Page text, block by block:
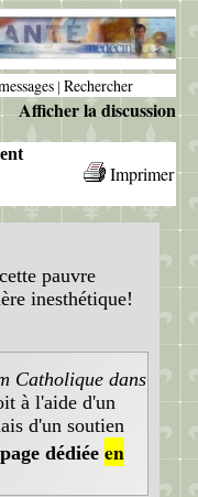
| Rechercher
Afficher la discussion
Imprimer
pauvre
inesthétique!
Catholique dans
à l'aide d'un
d'un soutien
dédiée en